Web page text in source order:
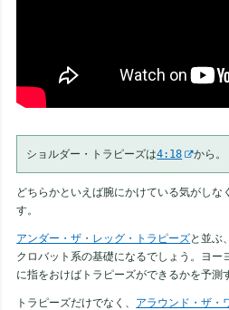
ショルダー・トラピーズは4:18 から。
どちらかといえば腕にかけている気がしな
す。
アンダー・ザ・レッグ・トラピーズと並ぶ
クロバット系の基礎になるでしょう。ヨー
に指をおけばトラピーズができるかを予測
トラピーズだけでなく、 アラウンド・ザ・